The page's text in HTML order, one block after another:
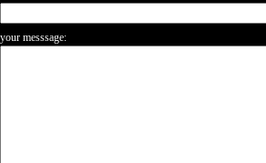
your messsage: